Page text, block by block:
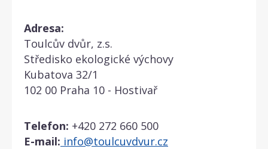
Adresa:
Toulcův dvůr, z.s.
Středisko ekologické výchovy
Kubatova 32/1
102 00 Praha 10 - Hostivař
Telefon: +420 272 660 500
E-mail: info@toulcuvdvur.cz